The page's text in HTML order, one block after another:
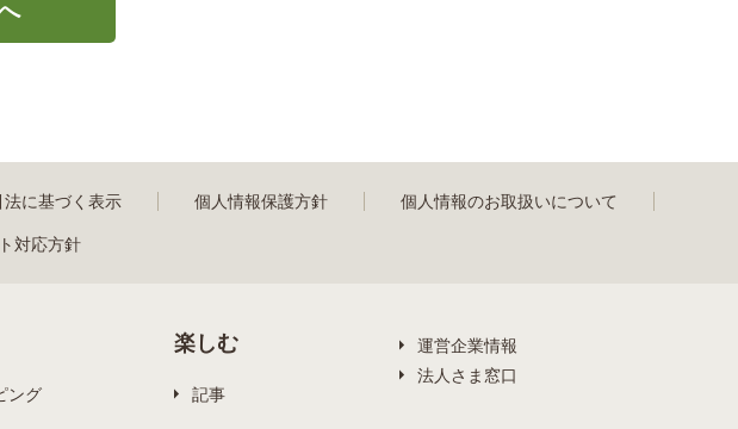
法に基づく表示 個人情報保護方針 個人情報のお取扱いについて
対応方針
ング
楽しむ
記事
運営企業情報
法人さま窓口